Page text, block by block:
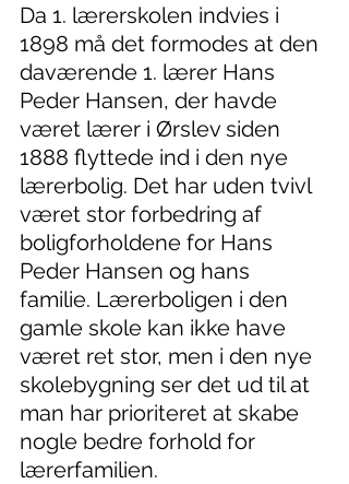
Da 1. lærerskolen indvies i
1898 må det formodes at den
daværende 1. lærer Hans
Peder Hansen, der havde
været lærer i Ørslev siden
1888 flyttede ind i den nye
lærerbolig. Det har uden tvivl
været stor forbedring af
boligforholdene for Hans
Peder Hansen og hans
familie. Lærerboligen i den
gamle skole kan ikke have
været ret stor, men i den nye
skolebygning ser det ud til at
man har prioriteret at skabe
nogle bedre forhold for
lærerfamilien.